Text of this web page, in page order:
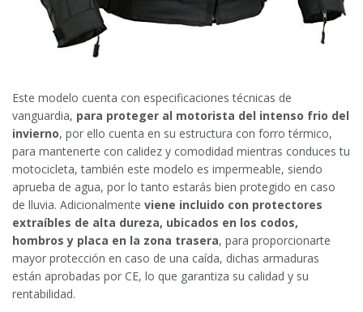
Este modelo cuenta con especificaciones técnicas de
vanguardia, para proteger al motorista del intenso frio del
invierno, por ello cuenta en su estructura con forro térmico,
para mantenerte con calidez y comodidad mientras conduces tu
motocicleta, también este modelo es impermeable, siendo
aprueba de agua, por lo tanto estarás bien protegido en caso
de lluvia. Adicionalmente viene incluido con protectores
extraíbles de alta dureza, ubicados en los codos,
hombros y placa en la zona trasera, para proporcionarte
mayor protección en caso de una caída, dichas armaduras
están aprobadas por CE, lo que garantiza su calidad y su
rentabilidad.